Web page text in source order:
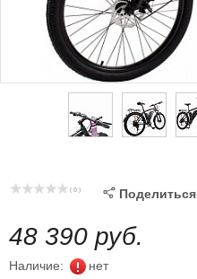
( 0 )  Поделиться
48 390 руб.
Наличие: нет